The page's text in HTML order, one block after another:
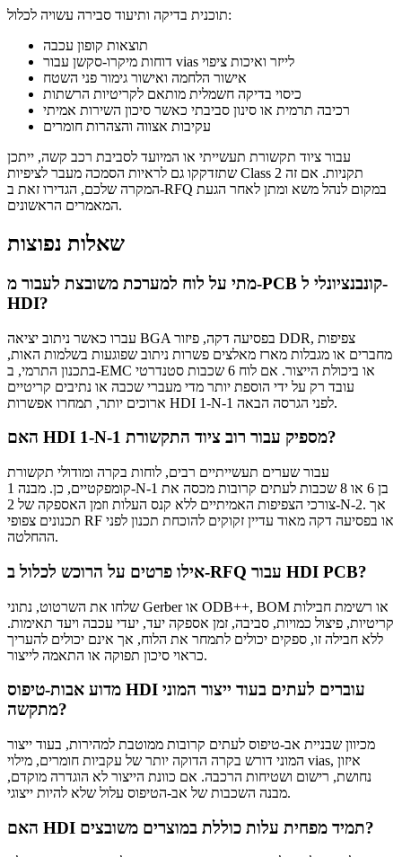
תוכנית בדיקה ותיעוד סבירה עשויה לכלול:
תוצאות קופון עכבה
דוחות מיקרו-סקשן עבור vias לייזר ואיכות ציפוי
אישור הלחמה ואישור גימור פני השטח
כיסוי בדיקה חשמלית מותאם לקריטיות הרשתות
רכיבה תרמית או סינון סביבתי כאשר סיכון השירות אמיתי
עקיבות אצווה והצהרות חומרים
עבור ציוד תקשורת תעשייתי או המיועד לסביבת רכב קשה, ייתכן
שתזדקקו גם לראיות הסמכה מעבר לציפיות Class 2 תקניות. אם זה
המקרה שלכם, הגדירו זאת ב-RFQ במקום לנהל משא ומתן לאחר הגעת
המאמרים הראשונים.
שאלות נפוצות
מתי על לוח למערכת משובצת לעבור מ-PCB קונבנציונלי ל-
HDI?
עברו כאשר ניתוב יציאה BGA בפסיעה דקה, פיזור DDR, צפיפות
מחברים או מגבלות מארז מאלצים פשרות ניתוב שפוגעות בשלמות האות,
בתכנון התרמי, ב-EMC או ביכולת הייצור. אם לוח 6 שכבות סטנדרטי
עובד רק על ידי הוספת יותר מדי מעברי שכבה או נתיבים קריטיים
ארוכים יותר, תמחרו אפשרות HDI 1-N-1 לפני הגרסה הבאה.
האם HDI 1-N-1 מספיק עבור רוב ציוד התקשורת?
עבור שערים תעשייתיים רבים, לוחות בקרה ומודולי תקשורת
קומפקטיים, כן. מבנה 1-N-1 בן 6 או 8 שכבות לעתים קרובות מכסה את
צורכי הצפיפות האמיתיים ללא קנס העלות וזמן האספקה של 2-N-2. אך
תכנונים צפופי RF או בפסיעה דקה מאוד עדיין זקוקים להוכחת תכנון לפני
ההחלטה.
אילו פרטים על הרוכש לכלול ב-RFQ עבור HDI PCB?
שלחו את השרטוט, נתוני Gerber או ODB++, BOM או רשימת חבילות
קריטיות, פיצול כמויות, סביבה, זמן אספקה יעד, יעדי עכבה ויעד תאימות.
ללא חבילה זו, ספקים יכולים לתמחר את הלוח, אך אינם יכולים להעריך
כראוי סיכון תפוקה או התאמה לייצור.
מדוע אבות-טיפוס HDI עוברים לעתים בעוד ייצור המוני
מתקשה?
מכיוון שבניית אב-טיפוס לעתים קרובות ממוטבת למהירות, בעוד ייצור
המוני דורש בקרה הדוקה יותר של עקביות חומרים, מילוי vias, איזון
נחושת, רישום ושטיחות הרכבה. אם כוונת הייצור לא הוגדרה מוקדם,
מבנה השכבות של אב-הטיפוס עלול שלא להיות ייצוגי.
האם HDI תמיד מפחית עלות כוללת במוצרים משובצים?